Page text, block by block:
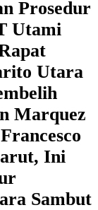
Prosedur
Utami
Utara
Marquez
Ini
Sambut